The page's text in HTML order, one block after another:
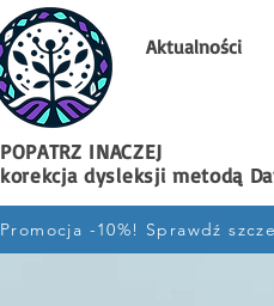
POPATRZ INACZEJ
korekcja dysleksji metodą
Aktualności
Promocja -10%! Sprawdź